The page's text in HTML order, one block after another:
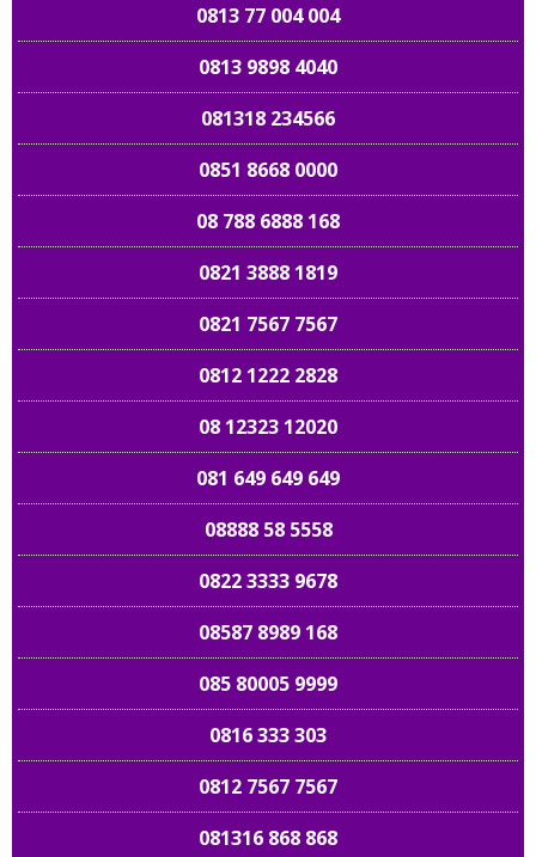
0813 77 004 004
0813 9898 4040
081318 234566
0851 8668 0000
08 788 6888 168
0821 3888 1819
0821 7567 7567
0812 1222 2828
08 12323 12020
081 649 649 649
08888 58 5558
0822 3333 9678
08587 8989 168
085 80005 9999
0816 333 303
0812 7567 7567
081316 868 868